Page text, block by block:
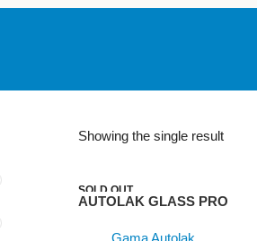
Showing the single result
SOLD OUT
Vezi
AUTOLAK GLASS PRO
Gama Autolak